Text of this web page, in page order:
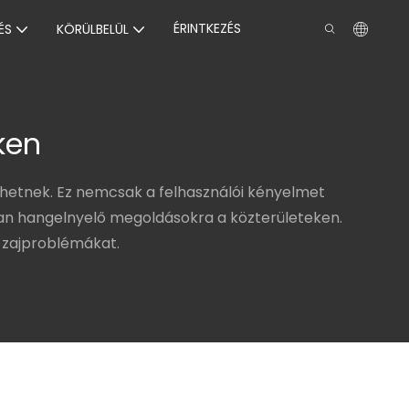
KÖRÜLBELÜL ÉRINTKEZÉS
Ez nemcsak a felhasználói kényelmet
hangelnyelő megoldásokra a közterületeken.